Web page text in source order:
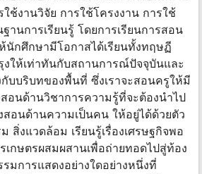
ช้งานวิจัย การใช้โครงงาน การใช้
านการเรียนรู้ โดยการเรียนการสอน
นักศึกษามีโอกาสได้เรียนทั้งทฤษฏี
งให้เท่าทันกับสถานการณ์ปัจจุบันและ
บบริบทของพื้นที่ ซึ่งเราจะสอนครูให้มี
อนด้านวิชาการความรู้ที่จะต้องนำไป
อนด้านความเป็นคน ให้อยู่ได้ด้วยตัว
สิ่งแวดล้อม เรียนรู้เรื่องเศรษฐกิจพอ
เกษตรผสมผสานเพื่อถ่ายทอดไปสู่ท้อง
มการแสดงอย่างใดอย่างหนึ่งที่